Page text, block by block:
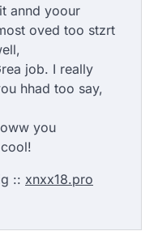
annd yoour
oved too stzrt
job. I really
hhad too say,
you
:: xnxx18.pro